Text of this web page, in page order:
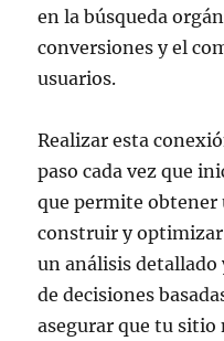
en la búsqueda
conversiones y el
usuarios.
Realizar esta
paso cada vez que
que permite obtener
construir y
un análisis detallado
de decisiones
asegurar que tu